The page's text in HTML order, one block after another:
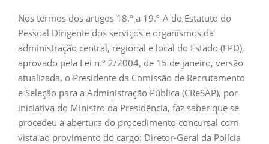
Nos termos dos artigos 18.º a 19.º-A do Estatuto do
Pessoal Dirigente dos serviços e organismos da
administração central, regional e local do Estado (EPD),
aprovado pela Lei n.º 2/2004, de 15 de janeiro, versão
atualizada, o Presidente da Comissão de Recrutamento
e Seleção para a Administração Pública (CReSAP), por
iniciativa do Ministro da Presidência, faz saber que se
procedeu à abertura do procedimento concursal com
vista ao provimento do cargo: Diretor-Geral da Polícia